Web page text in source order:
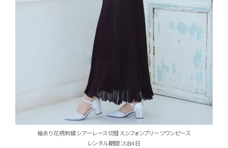
袖あり花柄刺繍シアーレース切替えシフォンプリーツワンピース
レンタル期間：3泊4日